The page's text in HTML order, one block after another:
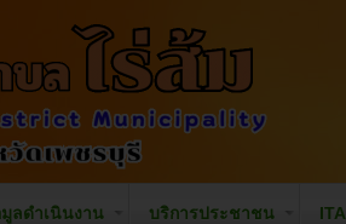
ลดำเนินงาน บริการประชาชน ITA